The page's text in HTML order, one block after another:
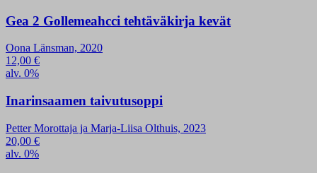
Gea 2 Gollemeahcci tehtäväkirja kevät
Oona Länsman, 2020
12,00 €
alv. 0%
Inarinsaamen taivutusoppi
Petter Morottaja ja Marja-Liisa Olthuis, 2023
20,00 €
alv. 0%